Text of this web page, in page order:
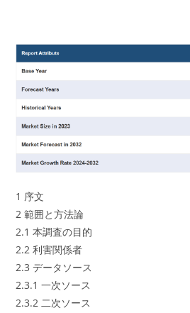
1 序文
2 範囲と方法論
2.1 本調査の目的
2.2 利害関係者
2.3 データソース
2.3.1 一次ソース
2.3.2 二次ソース